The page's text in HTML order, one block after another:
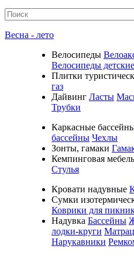
Весна - лето
Велосипеды
Велосипеды детские
Плитки
газ
Дайвинг Ласты
Трубки
Каркасные
бассейны Чехлы
Зонты, гамаки
Кемпинговая мебель
Стулья
Кровати надувные
Cумки
Коврики для
Надувка Бассейны
лодки-круги
Нарукавники